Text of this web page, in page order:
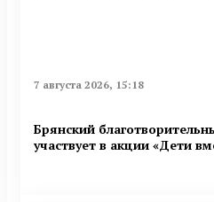
7 августа 2026, 15:18
Брянский
участвует в акции «Дети